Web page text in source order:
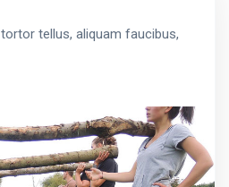
tellus, aliquam faucibus,